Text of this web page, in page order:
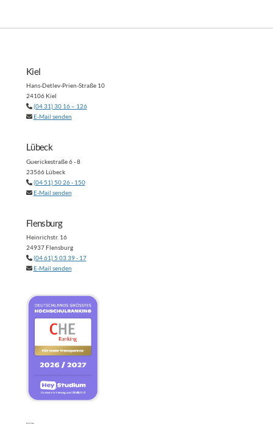
Kiel
Hans-Detlev-Prien-Straße 10
24106 Kiel
(04 31) 30 16 – 126
E-Mail senden
Lübeck
Guerickestraße 6 - 8
23566 Lübeck
(04 51) 50 26 - 150
E-Mail senden
Flensburg
Heinrichstr. 16
24937 Flensburg
(04 61) 5 03 39 - 17
E-Mail senden